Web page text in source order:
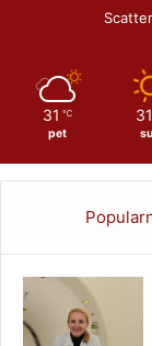
31 ℃
pet
31